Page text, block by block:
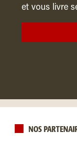
et vous livre
NOS